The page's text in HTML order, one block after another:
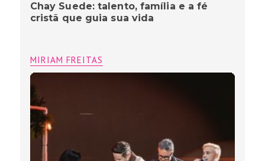
Chay Suede: talento, família e a fé
cristã que guia sua vida
MIRIAM FREITAS